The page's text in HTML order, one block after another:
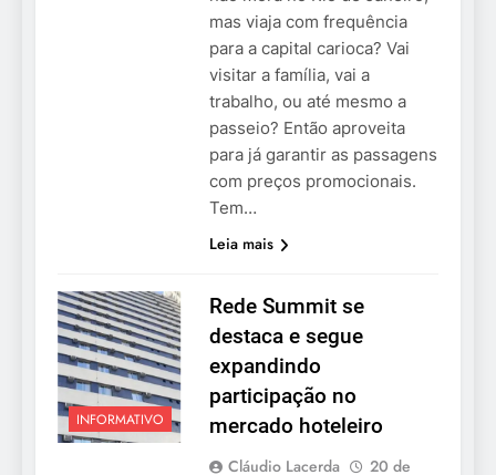
mas viaja com frequência
para a capital carioca? Vai
visitar a família, vai a
trabalho, ou até mesmo a
passeio? Então aproveita
para já garantir as passagens
com preços promocionais.
Tem…
Leia mais
INFORMATIVO
Rede Summit se
destaca e segue
expandindo
participação no
mercado hoteleiro
Cláudio Lacerda
20 de